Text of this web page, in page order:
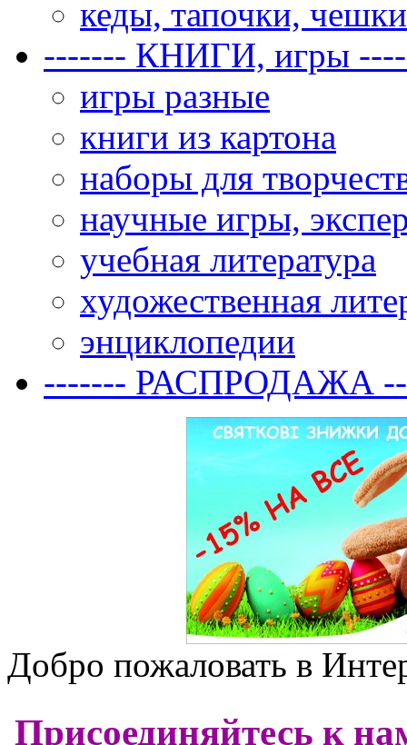
кеды, тапочки, чешки
------- КНИГИ, игры
игры разные
книги из картона
наборы для
научные игры,
учебная литература
художественная
энциклопедии
------- РАСПРОДАЖА
Добро пожаловать в
Присоединяйтесь к